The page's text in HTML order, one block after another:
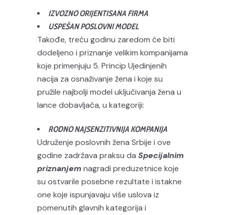
IZVOZNO ORIJENTISANA FIRMA
USPEŠAN POSLOVNI MODEL
Takođe, treću godinu zaredom će biti
dodeljeno i priznanje velikim kompanijama
koje primenjuju 5. Princip Ujedinjenih
nacija za osnaživanje žena i koje su
pružile najbolji model uključivanja žena u
lance dobavljača, u kategoriji:
RODNO NAJSENZITIVNIJA KOMPANIJA
Udruženje poslovnih žena Srbije i ove
godine zadržava praksu da Specijalnim
priznanjemnagradi preduzetnice koje
su ostvarile posebne rezultate i istakne
one koje ispunjavaju više uslova iz
pomenutih glavnih kategorija i